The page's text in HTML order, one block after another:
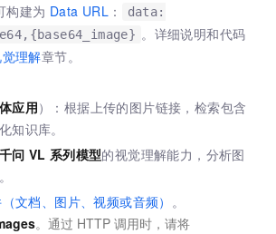
构建为 Data URL ：
data:
。详细说明和代码
理解章节。
应用）：根据上传的图片链接，检索包含
知识库。
千问 VL 系列模型的视觉理解能力，分析图
（文档、图片、视频或音频） 。
。通过 HTTP 调用时，请将